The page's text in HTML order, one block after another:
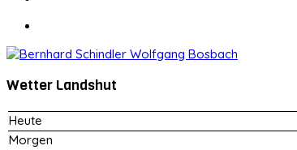
Wetter Landshut
Heute
Morgen